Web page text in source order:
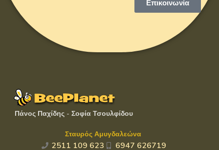
Επικοινωνία
Πάνος Παχίδης - Σοφία Τσουλφίδου
Σταυρός Αμυγδαλεώνα
2511 109 623 6947 626719